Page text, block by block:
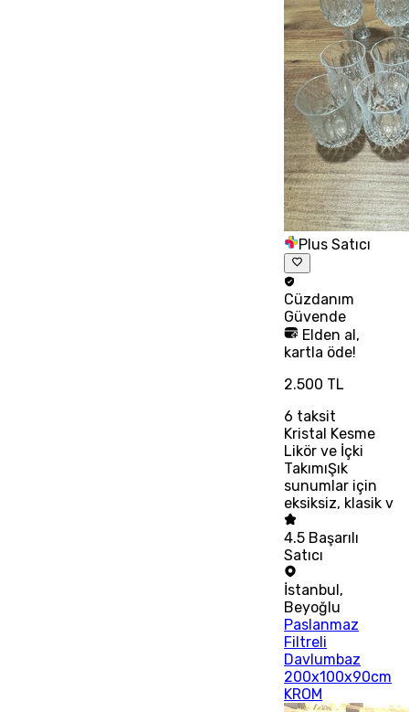
Plus Satıcı
Cüzdanım
Güvende
Elden al,
kartla öde!
2.500 TL
6 taksit
Kristal Kesme
Likör ve İçki
TakımıŞık
sunumlar için
eksiksiz, klasik v
4.5 Başarılı
Satıcı
İstanbul,
Beyoğlu
Paslanmaz
Filtreli
Davlumbaz
200x100x90cm
KROM